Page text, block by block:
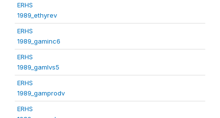
ERHS
1989_ethyrev
ERHS
1989_gaminc6
ERHS
1989_gamlvs5
ERHS
1989_gamprodv
ERHS